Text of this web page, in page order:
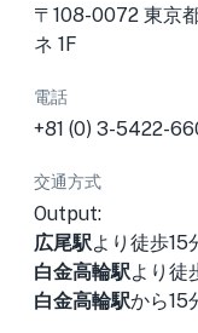
〒108-0072 東京
ネ 1F
電話
+81 (0) 3-5422-
交通方式
Output:
広尾駅より徒歩15
白金高輪駅より徒
白金高輪駅から15